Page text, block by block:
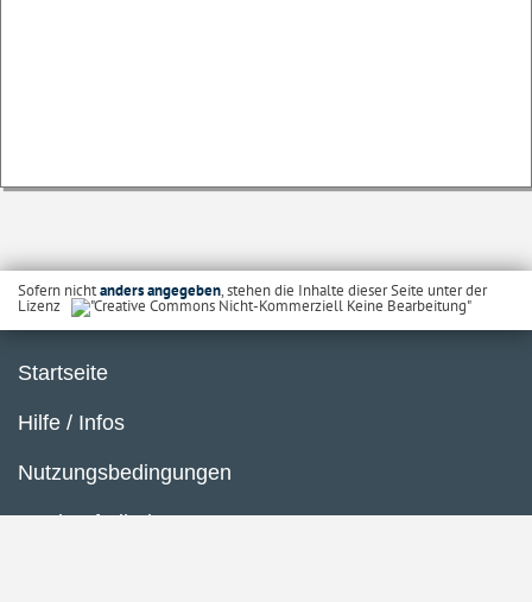
Sofern nichtanders angegeben, stehen die Inhalte dieser Seite unter der
Lizenz
Startseite
Hilfe / Infos
Nutzungsbedingungen
Barrierefreiheit